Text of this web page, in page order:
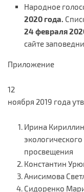
Народное
2020 года.
24 февраля
сайте
Приложение
12
ноября 2019 года
Ирина
экологического
просвещения
Константин
Анисимова
Сидоренко